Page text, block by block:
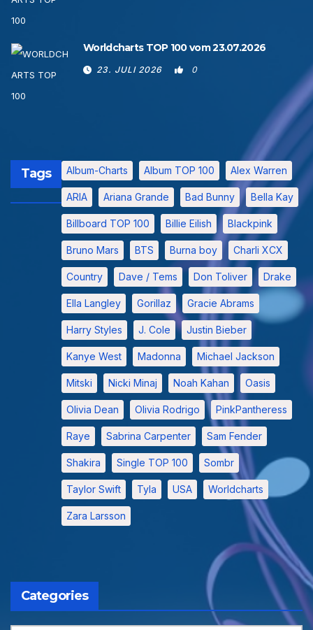
Worldcharts TOP 100 vom 23.07.2026
23. JULI 2026 0
Tags Album-Charts Album TOP 100 Alex Warren
ARIA Ariana Grande Bad Bunny Bella Kay
Billboard TOP 100 Billie Eilish Blackpink
Bruno Mars BTS Burna boy Charli XCX
Country Dave / Tems Don Toliver Drake
Ella Langley Gorillaz Gracie Abrams
Harry Styles J. Cole Justin Bieber
Kanye West Madonna Michael Jackson
Mitski Nicki Minaj Noah Kahan Oasis
Olivia Dean Olivia Rodrigo PinkPantheress
Raye Sabrina Carpenter Sam Fender
Shakira Single TOP 100 Sombr
Taylor Swift Tyla USA Worldcharts
Zara Larsson
Categories